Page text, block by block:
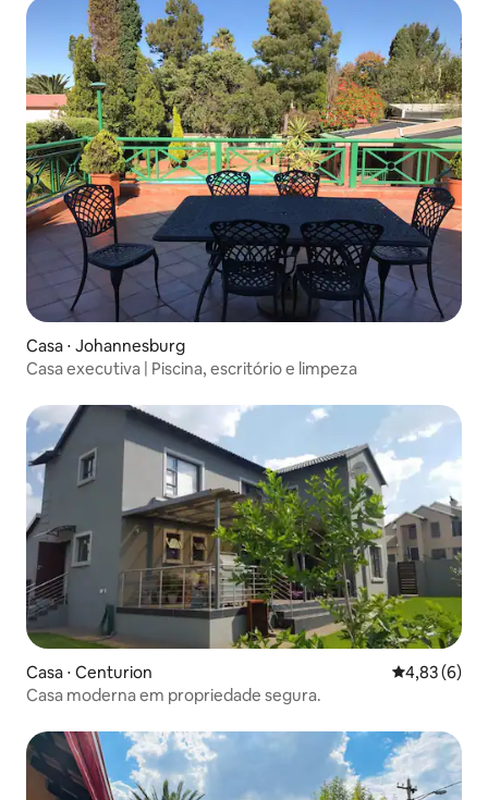
Casa ⋅ Johannesburg
Casa executiva | Piscina, escritório e limpeza
Casa ⋅ Centurion 4,83 de uma
4,83 (6)
Casa moderna em propriedade segura.